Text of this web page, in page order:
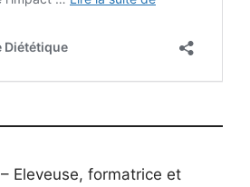
– Eleveuse, formatrice et